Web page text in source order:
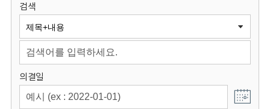
원
회
검색
의결일